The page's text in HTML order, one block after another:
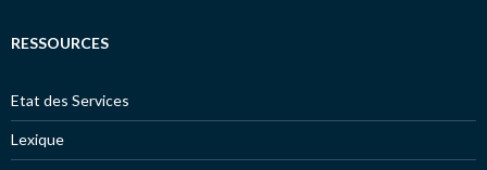
RESSOURCES
Etat des Services
Lexique